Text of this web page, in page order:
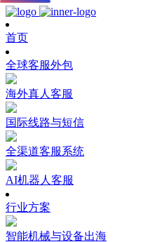
首页
全球客服外包
海外真人客服
国际线路与短信
全渠道客服系统
AI机器人客服
行业方案
智能机械与设备出海